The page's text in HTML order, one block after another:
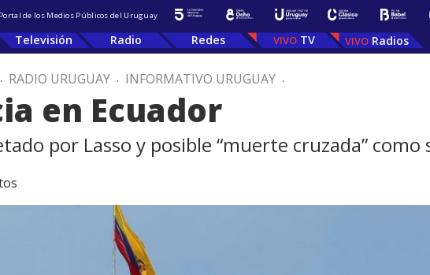
Portal de los Medios Públicos del Uruguay
Televisión Radio Redes TV Radios
. RADIO URUGUAY . INFORMATIVO URUGUAY .
en Ecuador
por Lasso y posible “muerte cruzada”